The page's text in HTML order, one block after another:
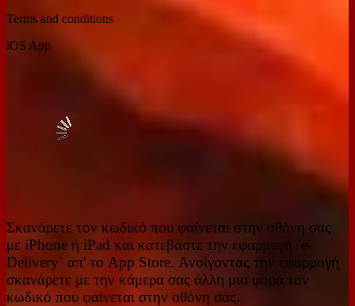
Terms and conditions
iOS App
Σκανάρετε τον κωδικό που φαίνεται στην οθόνη σας
με iPhone ή iPad και κατεβάστε την εφαρμογή `e-
Delivery` απ' το App Store. Ανοίγοντας την εφαρμογή
σκανάρετε με την κάμερα σας άλλη μια φορά τον
κωδικό που φαίνεται στην οθόνη σας.